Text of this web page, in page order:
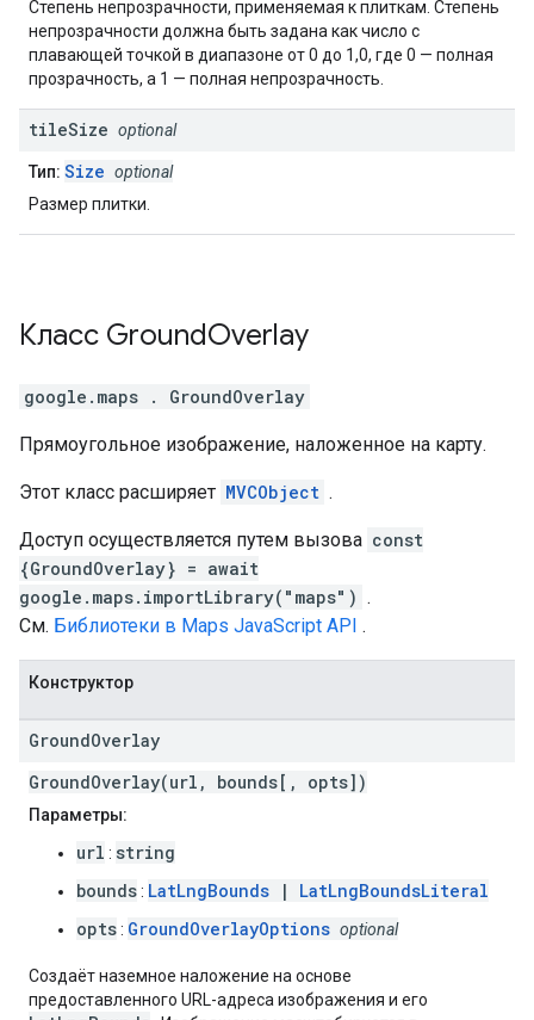
Степень непрозрачности, применяемая к плиткам. Степень
непрозрачности должна быть задана как число с
плавающей точкой в ​​диапазоне от 0 до 1,0, где 0 — полная
прозрачность, а 1 — полная непрозрачность.
tileSize optional
Тип: Size optional
Размер плитки.
Класс GroundOverlay
google.maps . GroundOverlay
Прямоугольное изображение, наложенное на карту.
Этот класс расширяет MVCObject .
Доступ осуществляется путем вызова const
{GroundOverlay} = await
google.maps.importLibrary("maps") .
См. Библиотеки в Maps JavaScript API .
Конструктор
GroundOverlay
GroundOverlay(url, bounds[, opts])
Параметры:
url : string
bounds: LatLngBounds | LatLngBoundsLiteral
opts: GroundOverlayOptions optional
Создаёт наземное наложение на основе
предоставленного URL-адреса изображения и его